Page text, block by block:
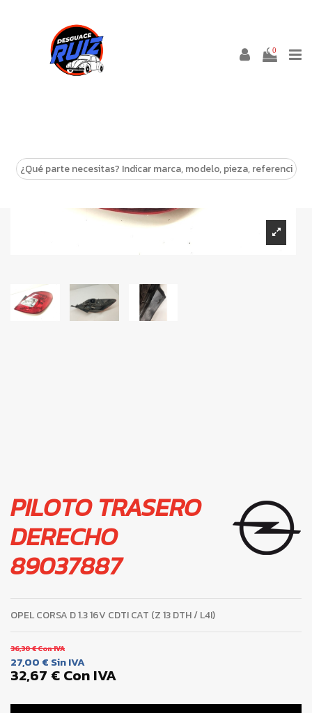
0
PILOTO TRASERO
DERECHO
89037887
OPEL CORSA D 1.3 16V CDTI CAT (Z 13 DTH / L4I)
36,30 €Con IVA
27,00 € Sin IVA
32,67 €Con IVA